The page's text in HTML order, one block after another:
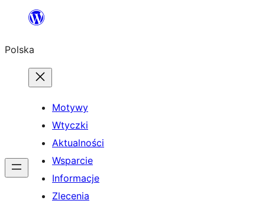
Przejdź
treści
Polska
Motywy
Wtyczki
Aktualności
Wsparcie
Informacje
Zlecenia